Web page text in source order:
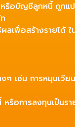
หรือบัญชีลูกหนี้ ถูกแ
ลเพื่อสร้างรายได้
ๆ เช่น การหมุนเวี
อการลงทุนเป็นรา